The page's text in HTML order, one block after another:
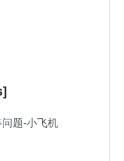
题-小飞机